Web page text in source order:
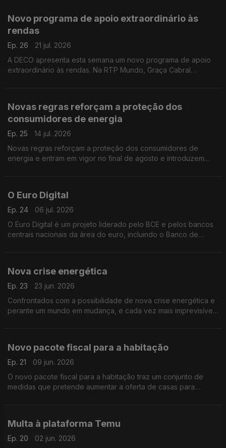
Novo programa de apoio extraordinário às
rendas
Ep. 26
21 jul. 2026
A DECO apresenta esta semana um novo programa de apoio
extraordinário às rendas. Na RTP Mundo, Graça Cabral
habitação. A iniciativa surge num contexto de crescente
procura por apoio, com os pedidos de ajuda à DECO a
aumentarem 67% este ano.
Novas regras reforçam a proteção dos
consumidores de energia
Ep. 25
14 jul. 2026
Novas regras reforçam a proteção dos consumidores de
energia e entram em vigor no final de agosto e introduzem
tudo com Graça Cabral na conversa com Isabel Flora.
O Euro Digital
Ep. 24
06 jul. 2026
O Euro Digital é um projeto liderado pelo BCE e pelos bancos
centrais nacionais da área do euro, incluindo o Banco de
Nova crise energética
Ep. 23
23 jun. 2026
Confrontados com a possibilidade de nova crise energética e
perante um mundo em mudança, e cada vez mais imprevisível.
Novo pacote fiscal para a habitação
Ep. 21
09 jun. 2026
O novo pacote fiscal para a habitação traz um conjunto de
medidas que pretende aumentar a oferta de casas para
Multa à plataforma Temu
Ep. 20
02 jun. 2026